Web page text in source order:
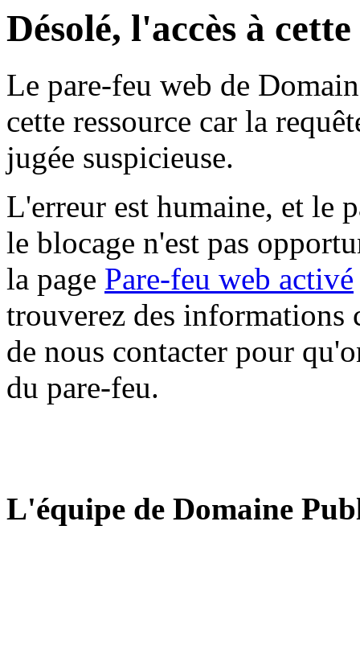
Désolé, l'accès à
Le pare-feu web de
cette ressource car la
jugée suspicieuse.
L'erreur est humaine, et le
le blocage n'est pas
la page Pare-feu web activé
trouverez des informations
de nous contacter pour
du pare-feu.
L'équipe de Domaine